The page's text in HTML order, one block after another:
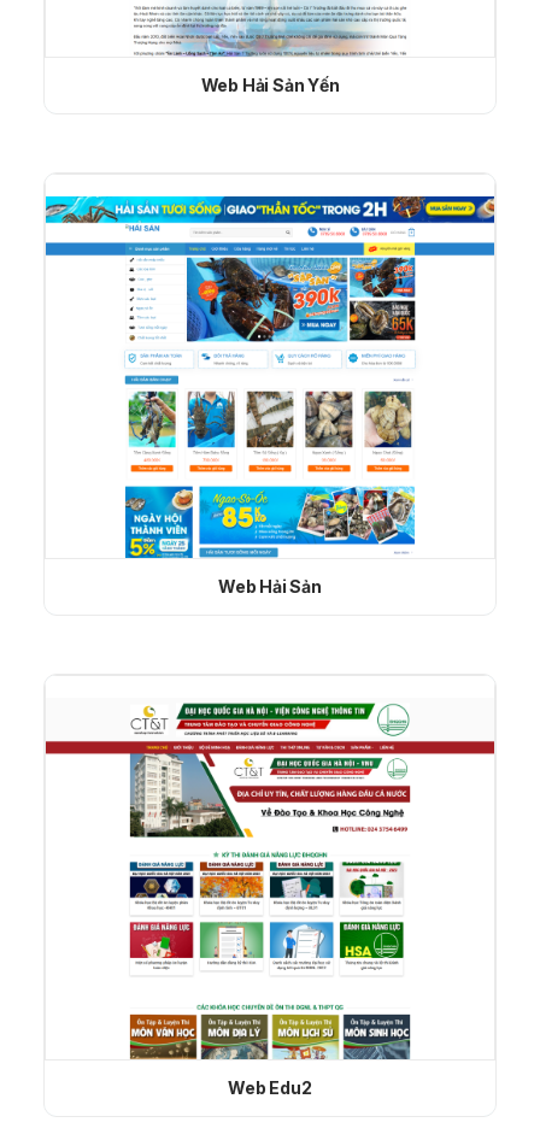
Web Hải Sản Yến
Web Hải Sản
Web Edu2